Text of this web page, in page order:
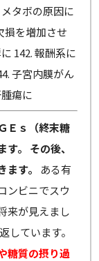
タボの原因に
損を増加させ
142. 報酬系に
子宮内膜がん
瘍に
Ｅｓ（終末糖
。
その後、
す。
ある有
ンビニでスウ
来が見えまし
しています。
糖質の摂り過